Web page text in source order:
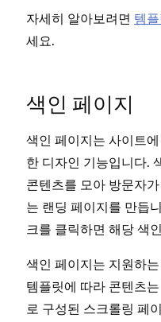
자세히 알아보려면 템
세요.
색인 페이지
색인 페이지는 사이트
한 디자인 기능입니다.
콘텐츠를 모아 방문자
는 랜딩 페이지를 만듭
크를 클릭하면 해당 색
색인 페이지는 지원하
템플릿에 따라 콘텐츠
로 구성된 스크롤링 페